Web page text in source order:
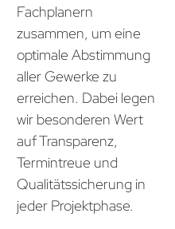
Fachplanern
zusammen, um eine
optimale Abstimmung
aller Gewerke zu
erreichen. Dabei legen
wir besonderen Wert
auf Transparenz,
Termintreue und
Qualitätssicherung in
jeder Projektphase.